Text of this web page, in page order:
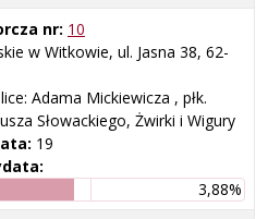
nr: 10
w Witkowie, ul. Jasna 38, 62-
Adama Mickiewicza , płk.
Słowackiego, Żwirki i Wigury
19
3,88%